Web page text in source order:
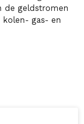
de geldstromen
gas- en